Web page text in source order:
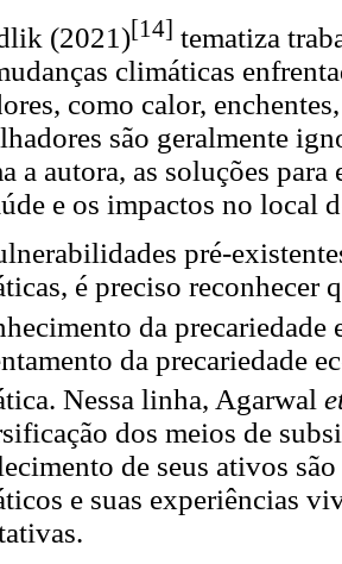
(2021)[14] tematiza
climáticas
como calor,
são geralmente
a autora, as soluções
e os impactos no local
pré-
é preciso reconhecer
da precariedade
da precariedade
Nessa linha, Agarwal
dos meios de
de seus ativos
e suas experiências